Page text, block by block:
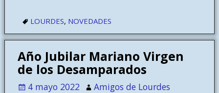
LOURDES, NOVEDADES
Año Jubilar Mariano Virgen
de los Desamparados
4 mayo 2022 Amigos de Lourdes